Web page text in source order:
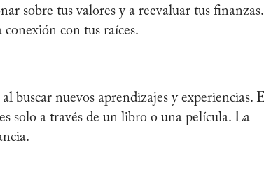
sobre tus valores y a reevaluar tus finanzas.
con tus raíces.
buscar nuevos aprendizajes y experiencias.
solo a través de un libro o una película. La